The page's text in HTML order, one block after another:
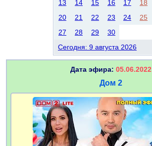
13
14 15 16 17 18
20
21 22 23 24 25
27
28 29
30
Сегодня: 9 августа 2026
Дата эфира: 05.06.2022
Дом 2